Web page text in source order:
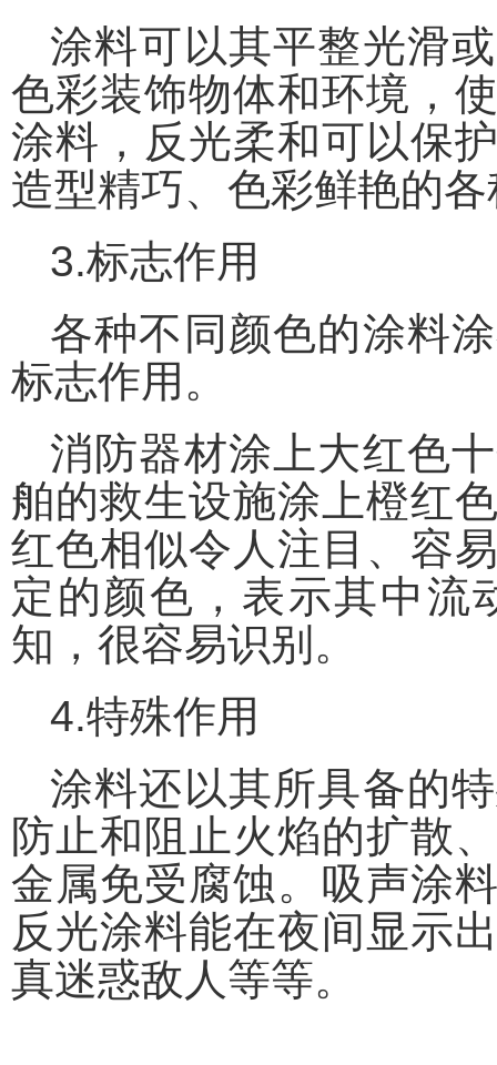
涂料可以其平整光滑
色彩装饰物体和环境，
涂料，反光柔和可以保
造型精巧、色彩鲜艳的
3.标志作用
各种不同颜色的涂料
标志作用。
消防器材涂上大红色
舶的救生设施涂上橙红
红色相似令人注目、容
定的颜色，表示其中流
知，很容易识别。
4.特殊作用
涂料还以其所具备的
防止和阻止火焰的扩散
金属免受腐蚀。吸声涂
反光涂料能在夜间显示
真迷惑敌人等等。